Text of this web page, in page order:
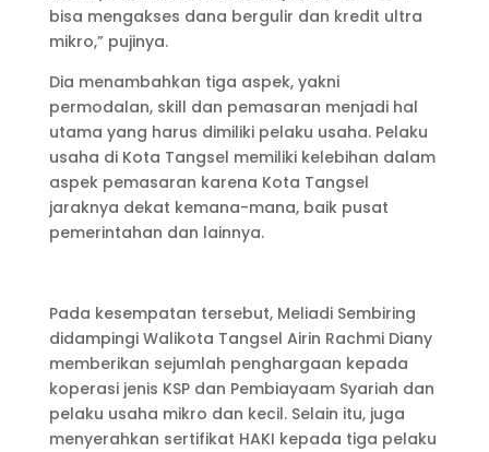
bisa mengakses dana bergulir dan kredit ultra
mikro,” pujinya.
Dia menambahkan tiga aspek, yakni
permodalan, skill dan pemasaran menjadi hal
utama yang harus dimiliki pelaku usaha. Pelaku
usaha di Kota Tangsel memiliki kelebihan dalam
aspek pemasaran karena Kota Tangsel
jaraknya dekat kemana-mana, baik pusat
pemerintahan dan lainnya.
Pada kesempatan tersebut, Meliadi Sembiring
didampingi Walikota Tangsel Airin Rachmi Diany
memberikan sejumlah penghargaan kepada
koperasi jenis KSP dan Pembiayaam Syariah dan
pelaku usaha mikro dan kecil. Selain itu, juga
menyerahkan sertifikat HAKI kepada tiga pelaku